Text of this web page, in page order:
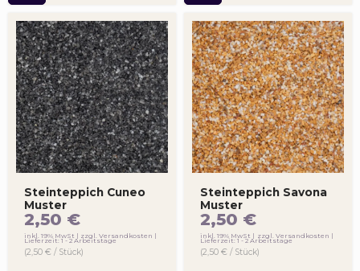
Steinteppich Cuneo
Muster
2,50 €
inkl. 19% MwSt zzgl. Versandkosten
Lieferzeit: 1 - 2 Arbeitstage
(2,50 € / Stück)
Steinteppich Savona
Muster
2,50 €
inkl. 19% MwSt zzgl. Versandkosten
Lieferzeit: 1 - 2 Arbeitstage
(2,50 € / Stück)